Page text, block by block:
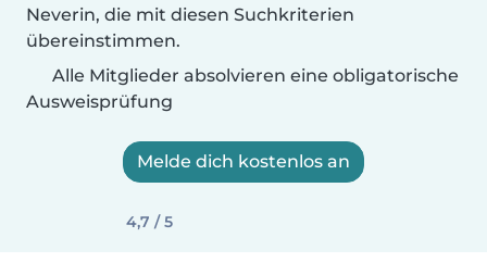
Neverin, die mit diesen Suchkriterien
übereinstimmen.
Alle Mitglieder absolvieren eine obligatorische
Ausweisprüfung
Melde dich kostenlos an
4,7 / 5